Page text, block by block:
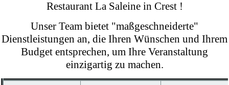
Restaurant La Saleine in Crest !
Unser Team bietet "maßgeschneiderte"
Dienstleistungen an, die Ihren Wünschen und Ihrem
Budget entsprechen, um Ihre Veranstaltung
einzigartig zu machen.